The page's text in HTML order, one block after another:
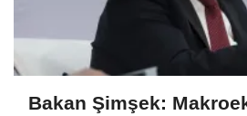
Bakan Şimşek: